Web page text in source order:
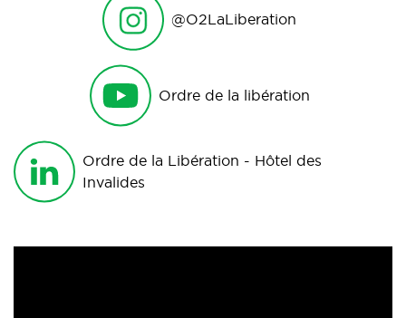
@O2LaLiberation
Ordre de la libération
Ordre de la Libération - Hôtel des
Invalides